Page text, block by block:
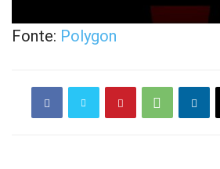
Fonte: Polygon